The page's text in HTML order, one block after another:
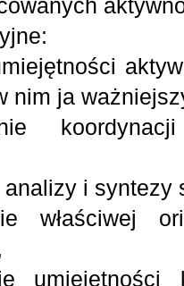
nim ja
koordynacji
i syntezy
właściwej
umiejętności